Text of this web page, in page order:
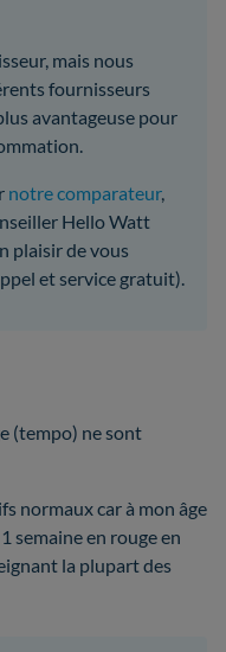
mais nous
fournisseurs
avantageuse pour
notre comparateur,
Hello Watt
plaisir de vous
et service gratuit).
(tempo) ne sont
normaux car à mon âge
semaine en rouge en
la plupart des